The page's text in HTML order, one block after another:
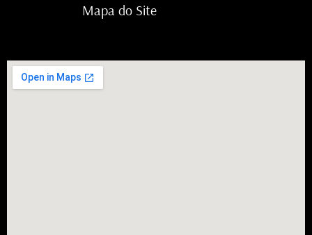
Mapa do Site